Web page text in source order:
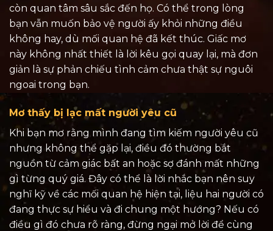
còn quan tâm sâu sắc đến họ. Có thể trong lòng
bạn vẫn muốn bảo vệ người ấy khỏi những điều
không hay, dù mối quan hệ đã kết thúc. Giấc mơ
này không nhất thiết là lời kêu gọi quay lại, mà đơn
giản là sự phản chiếu tình cảm chưa thật sự nguôi
ngoai trong bạn.
Mơ thấy bị lạc mất người yêu cũ
Khi bạn mơ rằng mình đang tìm kiếm người yêu cũ
nhưng không thể gặp lại, điều đó thường bắt
nguồn từ cảm giác bất an hoặc sợ đánh mất những
gì từng quý giá. Đây có thể là lời nhắc bạn nên suy
nghĩ kỹ về các mối quan hệ hiện tại, liệu hai người có
đang thực sự hiểu và đi chung một hướng? Nếu có
điều gì đó chưa rõ ràng, đừng ngại mở lời để cùng